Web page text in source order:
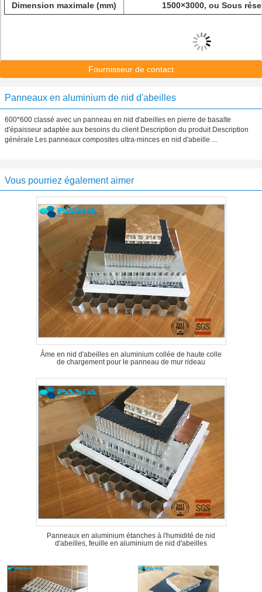
Dimension maximale (mm)
1500×3000, ou Sous
Fournisseur de contact
Panneaux en aluminium de nid d'abeilles
600*600 classé avec un panneau en nid d'abeilles en pierre de basalte
d'épaisseur adaptée aux besoins du client Description du produit Description
générale Les panneaux composites ultra-minces en nid d'abeille ...
Vous pourriez également aimer
Âme en nid d'abeilles en aluminium collée de haute colle
de chargement pour le panneau de mur rideau
Panneaux en aluminium étanches à l'humidité de nid
d'abeilles, feuille en aluminium de nid d'abeilles